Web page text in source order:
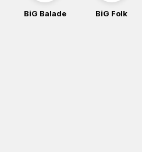
BiG Balade BiG Folk